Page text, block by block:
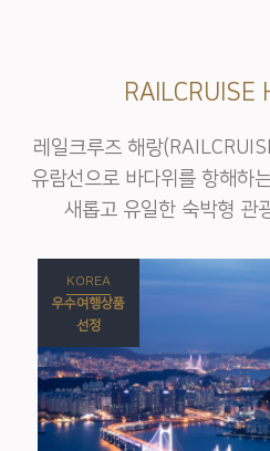
RAILCRUISE
레일크루즈 해랑
유람선으로 바다위를 항해하
새롭고 유일한 숙박형 관
KOREA
우수여행상품
선정